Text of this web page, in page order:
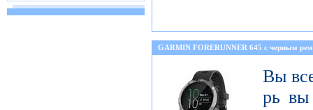
GARMIN FORERUNNER 645 с черным
Вы
рь вы